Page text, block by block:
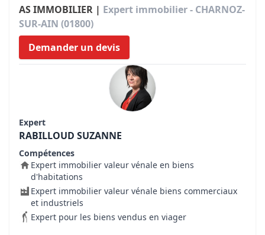
AS IMMOBILIER | Expert immobilier - CHARNOZ-
SUR-AIN (01800)
Demander un devis
Expert
RABILLOUD SUZANNE
Compétences
Expert immobilier valeur vénale en biens
d'habitations
Expert immobilier valeur vénale biens commerciaux
et industriels
Expert pour les biens vendus en viager